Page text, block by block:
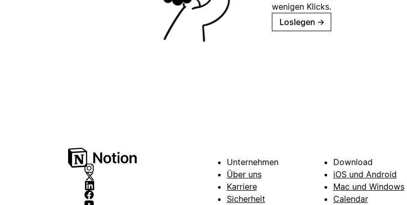
wenigen Klicks.
Loslegen →
Unternehmen
Über uns
Karriere
Sicherheit
Download
iOS und Android
Mac und Windows
Calendar